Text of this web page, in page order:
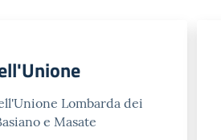
Lombarda dei
e Masate